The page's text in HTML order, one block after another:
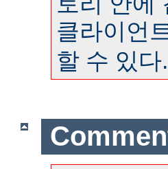
클라이언
할 수 있다.